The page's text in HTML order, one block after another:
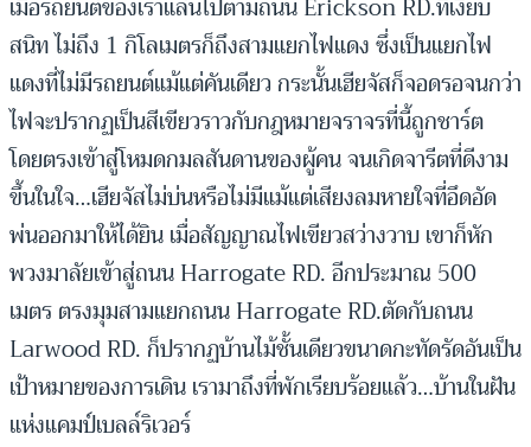
เมื่อรถยนต์ของเราแล่นไปตามถนน Erickson RD.ที่เงียบ
สนิท ไม่ถึง 1 กิโลเมตรก็ถึงสามแยกไฟแดง ซึ่งเป็นแยกไฟ
แดงที่ไม่มีรถยนต์แม้แต่คันเดียว กระนั้นเฮียจัสก็จอดรอจนกว่า
ไฟจะปรากฏเป็นสีเขียวราวกับกฎหมายจราจรที่นี้ถูกชาร์ต
โดยตรงเข้าสู่โหมดกมลสันดานของผู้คน จนเกิดจารีตที่ดีงาม
ขึ้นในใจ…เฮียจัสไม่บ่นหรือไม่มีแม้แต่เสียงลมหายใจที่อึดอัด
พ่นออกมาให้ได้ยิน เมื่อสัญญาณไฟเขียวสว่างวาบ เขาก็หัก
พวงมาลัยเข้าสู่ถนน Harrogate RD. อีกประมาณ 500
เมตร ตรงมุมสามแยกถนน Harrogate RD.ตัดกับถนน
Larwood RD. ก็ปรากฏบ้านไม้ชั้นเดียวขนาดกะทัดรัดอันเป็น
เป้าหมายของการเดิน เรามาถึงที่พักเรียบร้อยแล้ว…บ้านในฝัน
แห่งแคมป์เบลล์ริเวอร์